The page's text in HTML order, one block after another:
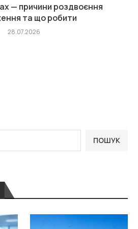
— причини роздвоєння
та що робити
28.07.2026
ПОШУК